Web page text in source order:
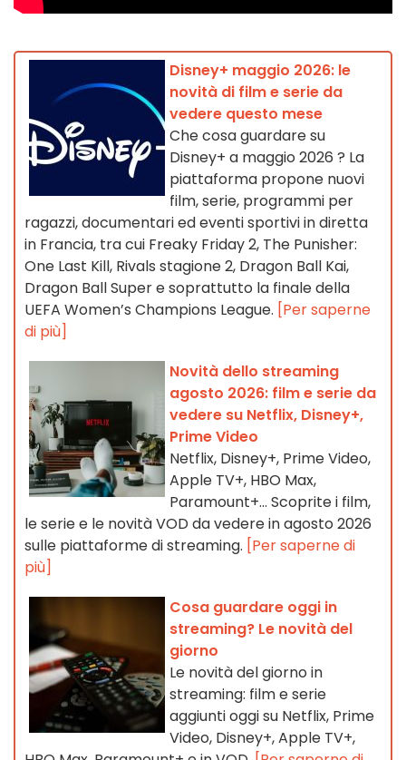
Disney+ maggio 2026: le
novità di film e serie da
vedere questo mese
Che cosa guardare su
Disney+ a maggio 2026 ? La
piattaforma propone nuovi
film, serie, programmi per
ragazzi, documentari ed eventi sportivi in diretta
in Francia, tra cui Freaky Friday 2, The Punisher:
One Last Kill, Rivals stagione 2, Dragon Ball Kai,
Dragon Ball Super e soprattutto la finale della
UEFA Women’s Champions League. [Per saperne
di più]
Novità dello streaming
agosto 2026: film e serie da
vedere su Netflix, Disney+,
Prime Video
Netflix, Disney+, Prime Video,
Apple TV+, HBO Max,
Paramount+… Scoprite i film,
le serie e le novità VOD da vedere in agosto 2026
sulle piattaforme di streaming. [Per saperne di
più]
Cosa guardare oggi in
streaming? Le novità del
giorno
Le novità del giorno in
streaming: film e serie
aggiunti oggi su Netflix, Prime
Video, Disney+, Apple TV+,